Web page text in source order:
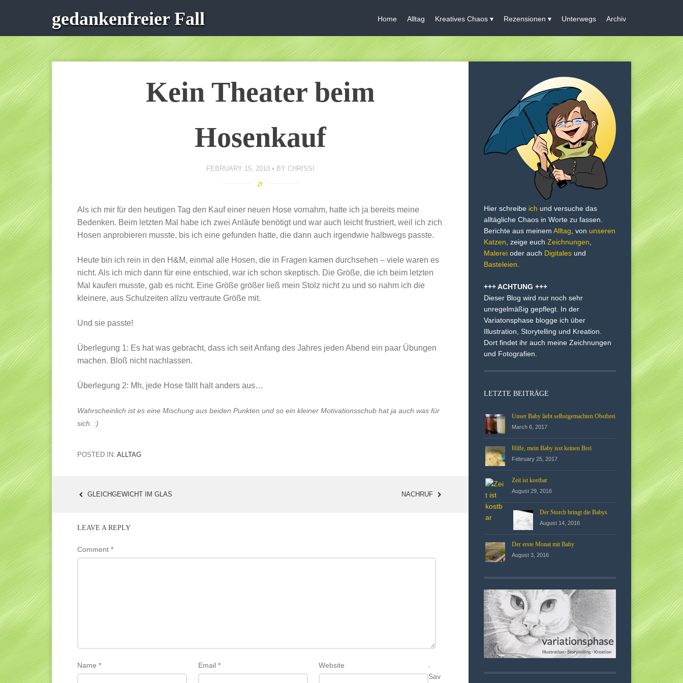
gedankenfreier Fall Home Alltag Kreatives Chaos Rezensionen Unterwegs Archiv
Kein Theater beim
Hosenkauf
FEBRUARY 15, 2010 BY CHRISSI
Als ich mir für den heutigen Tag den Kauf einer neuen Hose vornahm, hatte ich ja bereits meine
Bedenken. Beim letzten Mal habe ich zwei Anläufe benötigt und war auch leicht frustriert, weil ich zich
Hosen anprobieren musste, bis ich eine gefunden hatte, die dann auch irgendwie halbwegs passte.
Heute bin ich rein in den H&M, einmal alle Hosen, die in Fragen kamen durchsehen – viele waren es
nicht. Als ich mich dann für eine entschied, war ich schon skeptisch. Die Größe, die ich beim letzten
Mal kaufen musste, gab es nicht. Eine Größe größer ließ mein Stolz nicht zu und so nahm ich die
kleinere, aus Schulzeiten allzu vertraute Größe mit.
Und sie passte!
Überlegung 1: Es hat was gebracht, dass ich seit Anfang des Jahres jeden Abend ein paar Übungen
machen. Bloß nicht nachlassen.
Überlegung 2: Mh, jede Hose fällt halt anders aus…
Wahrscheinlich ist es eine Mischung aus beiden Punkten und so ein kleiner Motivationsschub hat ja auch was für
sich. :)
POSTED IN: ALLTAG
POST
GLEICHGEWICHT IM GLAS NACHRUF
LEAVE A REPLY
Comment *
Name * Email *
Website
Sav
Hier schreibe ich und versuche das
alltägliche Chaos in Worte zu fassen.
Berichte aus meinem Alltag , von unseren
Katzen , zeige euch Zeichnungen
Malerei oder auch Digitales und
Basteleien
+++ ACHTUNG +++
Dieser Blog wird nur noch sehr
unregelmäßig gepflegt. In der
Variatonsphase blogge ich über
Illustration, Storytelling und Kreation.
Dort findet ihr auch meine Zeichnungen
und Fotografien.
LETZTE BEITRÄGE
Unser Baby liebt selbstgemachten Obstbrei
March 6, 2017
Hilfe, mein Baby isst keinen Brei
February 25, 2017
Zeit ist kostbar
August 29, 2016
Der Storch bringt die Babys
August 14, 2016
Der erste Monat mit Baby
August 3, 2016